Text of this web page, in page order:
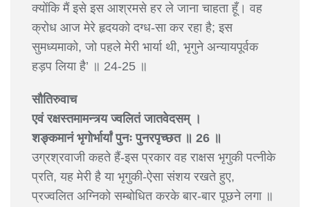
क्योंकि मैं इसे इस आश्रमसे हर ले जाना चाहता हूँ। वह
क्रोध आज मेरे हृदयको दग्ध-सा कर रहा है; इस
सुमध्यमाको, जो पहले मेरी भार्या थी, भृगुने अन्यायपूर्वक
हड़प लिया है’ ॥ 24-25 ॥
सौतिरुवाच
एवं रक्षस्तमामन्त्र्य ज्वलितं जातवेदसम् ।
शङ्कमानं भृगोर्भार्यां पुनः पुनरपृच्छत ॥ 26 ॥
उग्रश्रवाजी कहते हैं-इस प्रकार वह राक्षस भृगुकी पत्नीके
प्रति, यह मेरी है या भृगुकी-ऐसा संशय रखते हुए,
प्रज्वलित अग्निको सम्बोधित करके बार-बार पूछने लगा ॥